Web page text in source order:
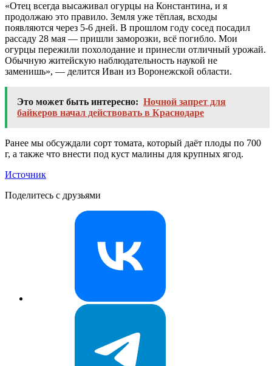
«Отец всегда высаживал огурцы на Константина, и я
продолжаю это правило. Земля уже тёплая, всходы
появляются через 5-6 дней. В прошлом году сосед посадил
рассаду 28 мая — пришли заморозки, всё погибло. Мои
огурцы пережили похолодание и принесли отличный урожай.
Обычную житейскую наблюдательность наукой не
заменишь», — делится Иван из Воронежской области.
Это может быть интересно: Ночной запрет для
байкеров начал действовать в Краснодаре
Ранее мы обсуждали сорт томата, который даёт плоды по 700
г, а также что внести под куст малины для крупных ягод.
Источник
Поделитесь с друзьями